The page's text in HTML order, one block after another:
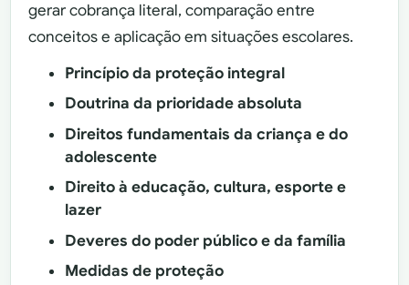
gerar cobrança literal, comparação entre
conceitos e aplicação em situações escolares.
Princípio da proteção integral
Doutrina da prioridade absoluta
Direitos fundamentais da criança e do
adolescente
Direito à educação, cultura, esporte e
lazer
Deveres do poder público e da família
Medidas de proteção